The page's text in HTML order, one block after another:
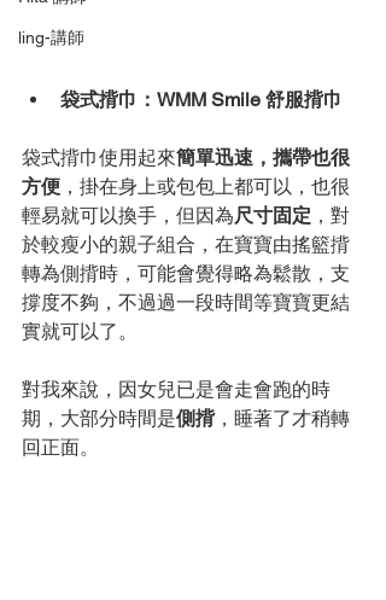
ling-講師
袋式揹巾：WMM Smile 舒服揹巾
袋式揹巾使用起來簡單迅速，攜帶也很
方便 ，掛在身上或包包上都可以，也很
輕易就可以換手，但因為尺寸固定 ，對
於較瘦小的親子組合，在寶寶由搖籃揹
轉為側揹時，可能會覺得略為鬆散，支
撐度不夠，不過過一段時間等寶寶更結
實就可以了。
對我來說，因女兒已是會走會跑的時
期，大部分時間是側揹，睡著了才稍轉
回正面。